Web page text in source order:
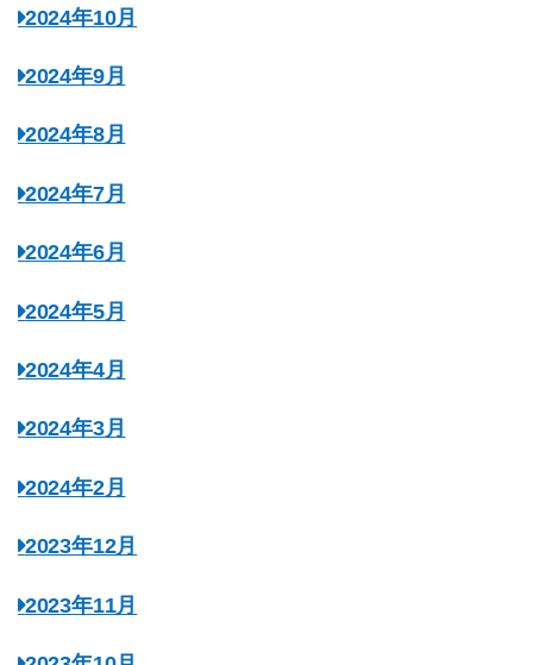
2024年10月
2024年9月
2024年8月
2024年7月
2024年6月
2024年5月
2024年4月
2024年3月
2024年2月
2023年12月
2023年11月